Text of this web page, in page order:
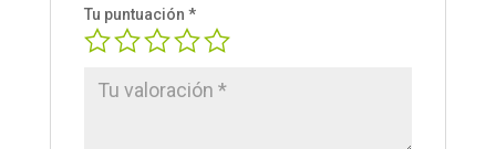
Tu puntuación *